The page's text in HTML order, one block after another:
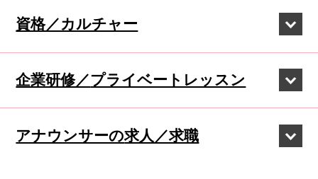
資格／カルチャー
企業研修／プライベートレッスン
アナウンサーの求人／求職